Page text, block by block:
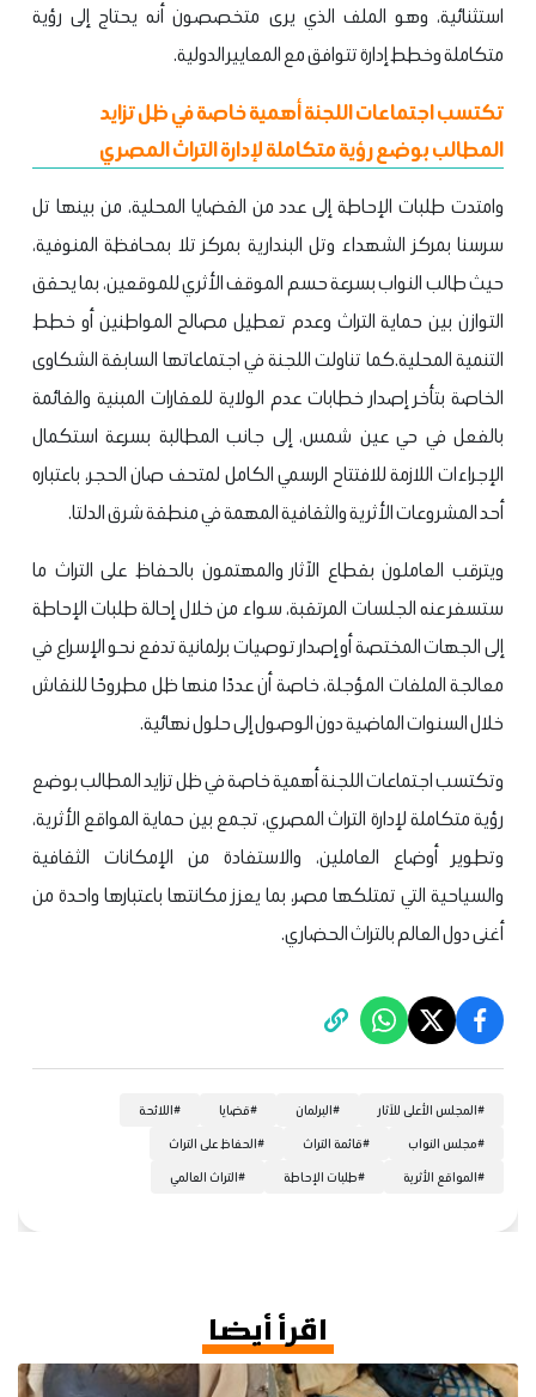
استثنائية، وهو الملف الذي يرى متخصصون أنه يحتاج إلى رؤية
متكاملة وخطط إدارة تتوافق مع المعايير الدولية.
تكتسب اجتماعات اللجنة أهمية خاصة في ظل تزايد
المطالب بوضع رؤية متكاملة لإدارة التراث المصري
وامتدت طلبات الإحاطة إلى عدد من القضايا المحلية، من بينها تل
سرسنا بمركز الشهداء وتل البندارية بمركز تلا بمحافظة المنوفية،
حيث طالب النواب بسرعة حسم الموقف الأثري للموقعين، بما يحقق
التوازن بين حماية التراث وعدم تعطيل مصالح المواطنين أو خطط
التنمية المحلية.كما تناولت اللجنة في اجتماعاتها السابقة الشكاوى
الخاصة بتأخر إصدار خطابات عدم الولاية للعقارات المبنية والقائمة
بالفعل في حي عين شمس، إلى جانب المطالبة بسرعة استكمال
الإجراءات اللازمة للافتتاح الرسمي الكامل لمتحف صان الحجر، باعتباره
أحد المشروعات الأثرية والثقافية المهمة في منطقة شرق الدلتا.
ويترقب العاملون بقطاع الآثار والمهتمون بالحفاظ على التراث ما
ستسفر عنه الجلسات المرتقبة، سواء من خلال إحالة طلبات الإحاطة
إلى الجهات المختصة أو إصدار توصيات برلمانية تدفع نحو الإسراع في
معالجة الملفات المؤجلة، خاصة أن عددًا منها ظل مطروحًا للنقاش
خلال السنوات الماضية دون الوصول إلى حلول نهائية.
وتكتسب اجتماعات اللجنة أهمية خاصة في ظل تزايد المطالب بوضع
رؤية متكاملة لإدارة التراث المصري، تجمع بين حماية المواقع الأثرية،
وتطوير أوضاع العاملين، والاستفادة من الإمكانات الثقافية
والسياحية التي تمتلكها مصر، بما يعزز مكانتها باعتبارها واحدة من
أغنى دول العالم بالتراث الحضاري.
#المجلس الأعلى للآثار #البرلمان #قضايا #اللائحة
#مجلس النواب #قائمة التراث #الحفاظ على التراث
#المواقع الأثرية #طلبات الإحاطة #التراث العالمي
اقرأ أيضا